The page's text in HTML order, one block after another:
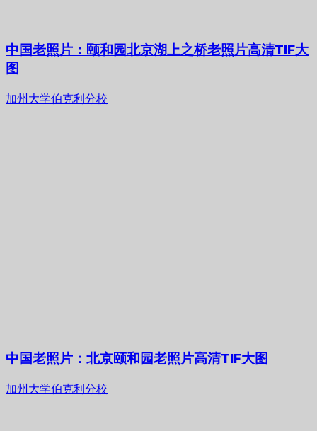
中国老照片：颐和园北京湖上之桥老照片高清TIF大
图
加州大学伯克利分校
中国老照片：北京颐和园老照片高清TIF大图
加州大学伯克利分校